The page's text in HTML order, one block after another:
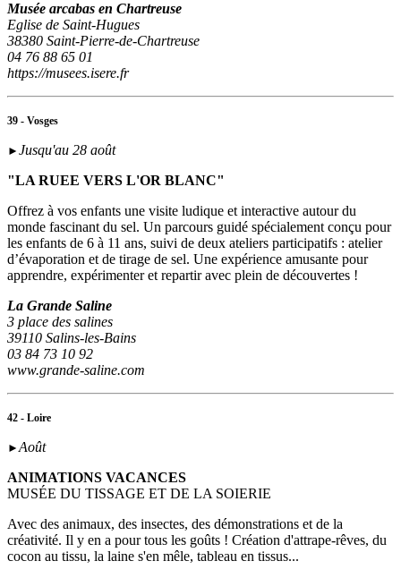
Musée arcabas en Chartreuse
Eglise de Saint-Hugues
38380 Saint-Pierre-de-Chartreuse
04 76 88 65 01
https://musees.isere.fr
39 - Vosges
► Jusqu'au 28 août
"LA RUEE VERS L'OR BLANC"
Offrez à vos enfants une visite ludique et interactive autour du
monde fascinant du sel. Un parcours guidé spécialement conçu pour
les enfants de 6 à 11 ans, suivi de deux ateliers participatifs : atelier
d’évaporation et de tirage de sel. Une expérience amusante pour
apprendre, expérimenter et repartir avec plein de découvertes !
La Grande Saline
3 place des salines
39110 Salins-les-Bains
03 84 73 10 92
www.grande-saline.com
42 - Loire
►Août
ANIMATIONS VACANCES
MUSÉE DU TISSAGE ET DE LA SOIERIE
Avec des animaux, des insectes, des démonstrations et de la
créativité. Il y en a pour tous les goûts ! Création d'attrape-rêves, du
cocon au tissu, la laine s'en mêle, tableau en tissus...